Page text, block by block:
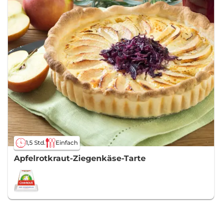
1,5 Std. Einfach
Apfelrotkraut-Ziegenkäse-Tarte